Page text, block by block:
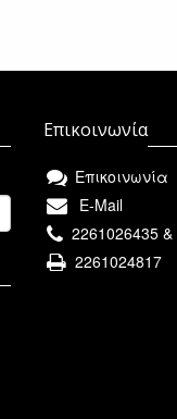
Επικοινωνία
Επικοινωνία
E-Mail
2261026435
2261024817